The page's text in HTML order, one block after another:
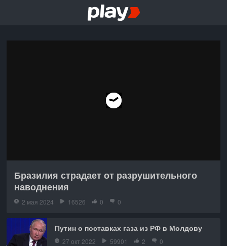
Бразилия страдает от разрушительного
наводнения
2 мая 2024 16526 0 0
Путин о поставках газа из РФ в Молдову
27 окт 2022 59901 2 0